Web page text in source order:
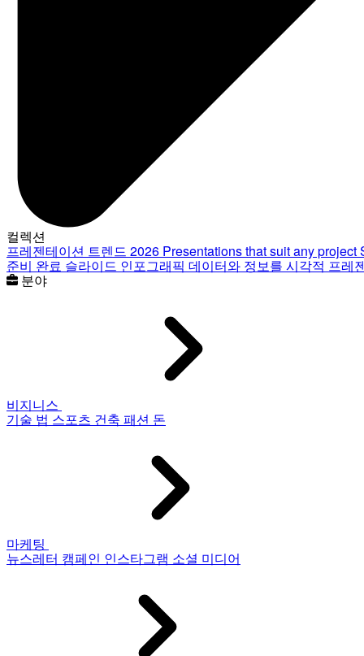
컬렉션
프레젠테이션 트렌드 2026 Presentations that suit any project
준비 완료 슬라이드 인포그래픽 데이터와 정보를 시각적 프레
분야
비지니스
기술 법 스포츠 건축 패션 돈
마케팅
뉴스레터 캠페인 인스타그램 소셜 미디어